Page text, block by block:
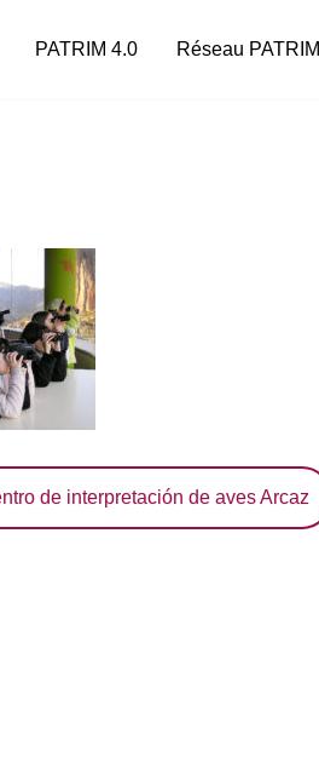
PATRIM 4.0 Réseau PATRIM
de interpretación de aves Arcaz